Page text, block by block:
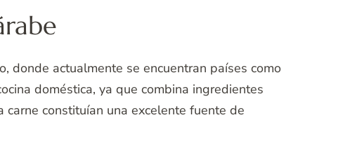
donde actualmente se encuentran países como
doméstica, ya que combina ingredientes
constituían una excelente fuente de